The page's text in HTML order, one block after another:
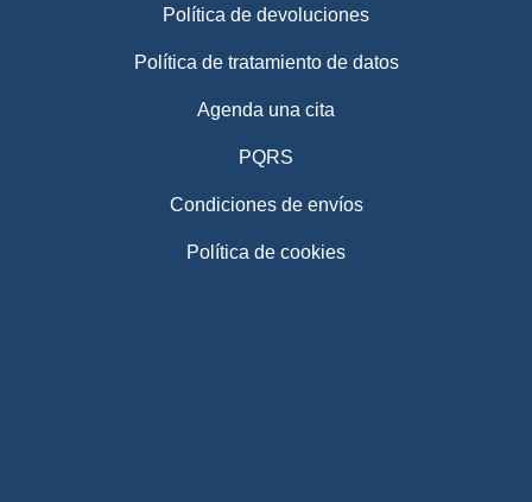
Política de devoluciones
Política de tratamiento de datos
Agenda una cita
PQRS
Condiciones de envíos
Política de cookies